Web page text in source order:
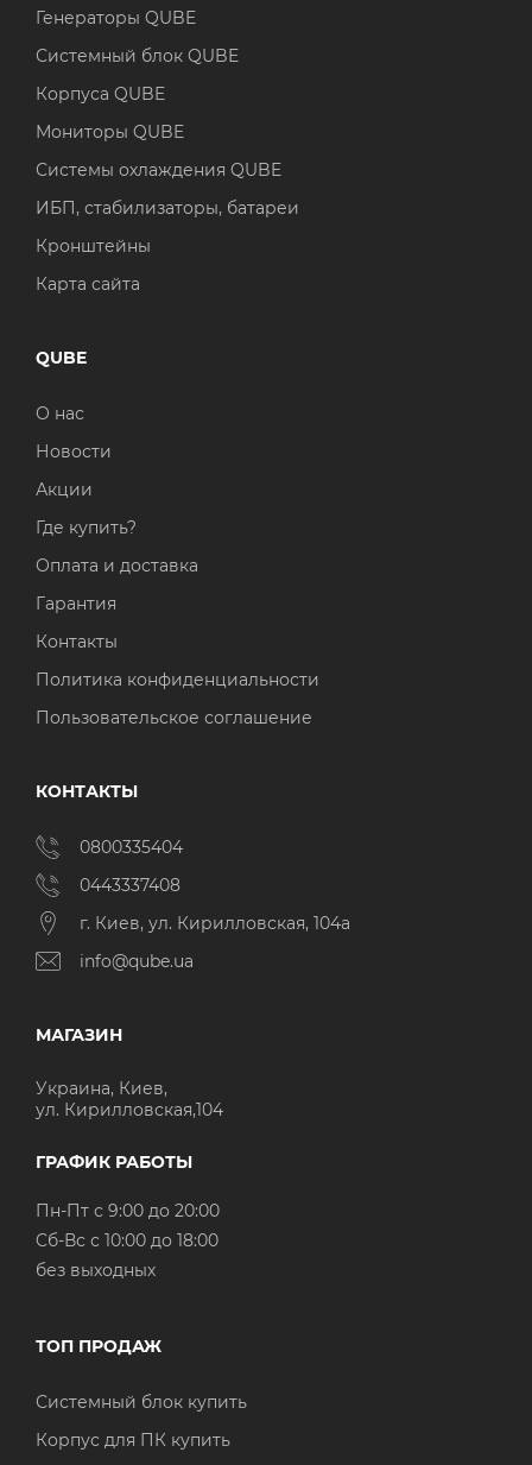
Генераторы QUBE
Системный блок QUBE
Корпуса QUBE
Мониторы QUBE
Системы охлаждения QUBE
ИБП, стабилизаторы, батареи
Кронштейны
Карта сайта
QUBE
О нас
Новости
Акции
Где купить?
Оплата и доставка
Гарантия
Контакты
Политика конфиденциальности
Пользовательское соглашение
КОНТАКТЫ
0800335404
0443337408
г. Киев, ул. Кирилловская, 104а
info@qube.ua
МАГАЗИН
Украина, Киев,
ул. Кирилловская,104
ГРАФИК РАБОТЫ
Пн-Пт с 9:00 до 20:00
Cб-Вс с 10:00 до 18:00
без выходных
ТОП ПРОДАЖ
Системный блок купить
Корпус для ПК купить